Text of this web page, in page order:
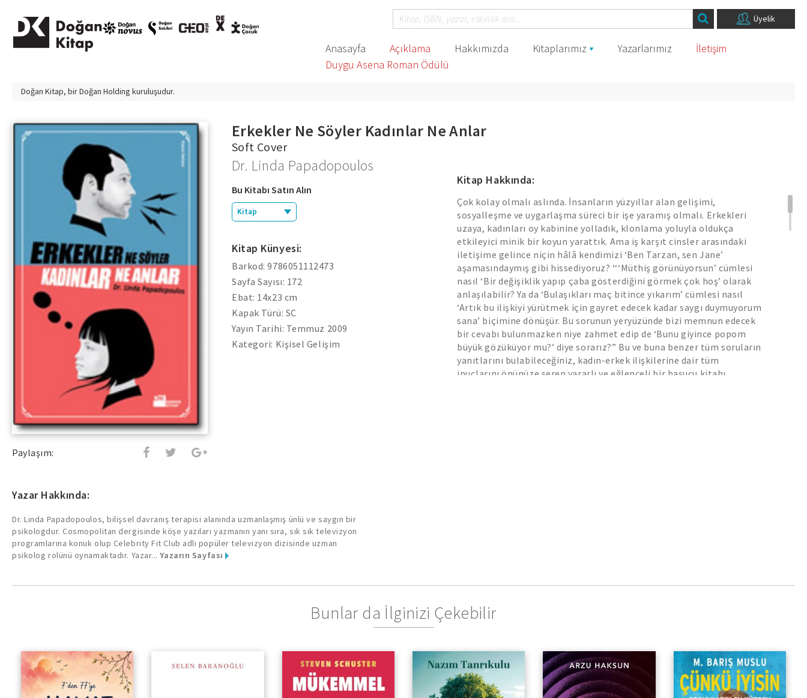
Üyelik
Anasayfa Açıklama Hakkımızda Kitaplarımız Yazarlarımız
İletişim
Duygu Asena Roman Ödülü
Doğan Kitap, birDoğan Holding kuruluşudur.
Paylaşım:
Erkekler Ne Söyler Kadınlar Ne Anlar
Soft Cover
Dr. Linda Papadopoulos
Bu Kitabı Satın Alın
Kitap
Kitap Künyesi:
Barkod: 9786051112473
Sayfa Sayısı: 172
Ebat: 14x23 cm
Kapak Türü: SC
Yayın Tarihi: Temmuz 2009
Kategori: Kişisel Gelişim
Kitap Hakkında:
Çok kolay olmalı aslında. İnsanların yüzyıllar alan gelişimi,
sosyalleşme ve uygarlaşma süreci bir işe yaramış olmalı. Erkekleri
uzaya, kadınları oy kabinine yolladık, klonlama yoluyla oldukça
etkileyici minik bir koyun yarattık. Ama iş karşıt cinsler arasındaki
iletişime gelince niçin hâlâ kendimizi ‘Ben Tarzan, sen Jane’
aşamasındaymış gibi hissediyoruz? ‘‘‘Müthiş görünüyorsun’ cümlesi
nasıl ‘Bir değişiklik yapıp çaba gösterdiğini görmek çok hoş’ olarak
anlaşılabilir? Ya da ‘Bulaşıkları maç bitince yıkarım’ cümlesi nasıl
‘Artık bu ilişkiyi yürütmek için gayret edecek kadar saygı duymuyorum
sana’ biçimine dönüşür. Bu sorunun yeryüzünde bizi memnun edecek
bir cevabı bulunmazken niye zahmet edip de ‘Bunu giyince popom
büyük gözüküyor mu?’ diye sorarız?” Bu ve buna benzer tüm soruların
yanıtlarını bulabileceğiniz, kadın-erkek ilişkilerine dair tüm
ipuçlarını önünüze seren yararlı ve eğlenceli bir başucu kitabı.
Yazar Hakkında:
Dr. Linda Papadopoulos, bilişsel davranış terapisi alanında uzmanlaşmış ünlü ve saygın bir
psikologdur. Cosmopolitan dergisinde köşe yazıları yazmanın yanı sıra, sık sık televizyon
programlarına konuk olup Celebrity Fit Club adlı popüler televizyon dizisinde uzman
psikolog rolünü oynamaktadır. Yazar...Yazarın Sayfası
Bunlar da İlginizi Çekebilir
Doğanın Sessiz
Öğretmenliğinde İnsanın
Kendini Arayışı